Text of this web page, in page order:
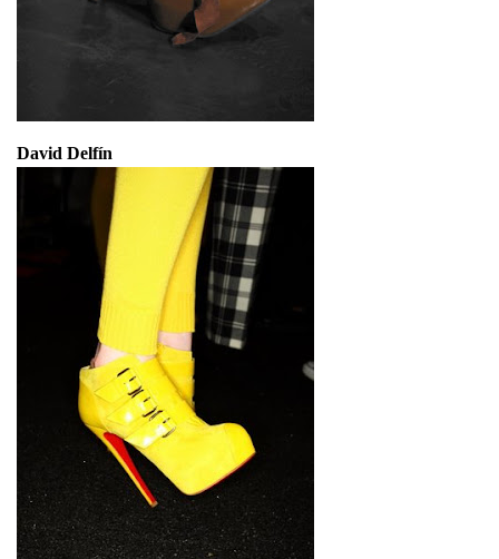
David Delfín